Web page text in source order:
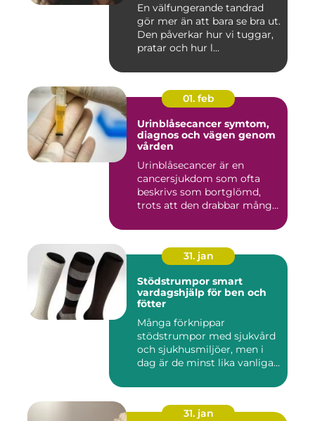
En välfungerande tandrad
gör mer än att bara se bra ut.
Den påverkar hur vi tuggar,
pratar och hur l...
01. feb
Urinblåsecancer symtom,
diagnos och vägen genom
vården
Urinblåsecancer är en
cancersjukdom som ofta
beskrivs som bortglömd,
trots att den drabbar många
31. jan
Stödstrumpor smart
vardagshjälp för ben och
fötter
Många förknippar
stödstrumpor med sjukvård
och sjukhusmiljöer, men i
dag är de minst lika vanliga
31. jan